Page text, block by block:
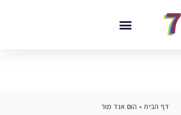
דף הבית» הום אנד מור